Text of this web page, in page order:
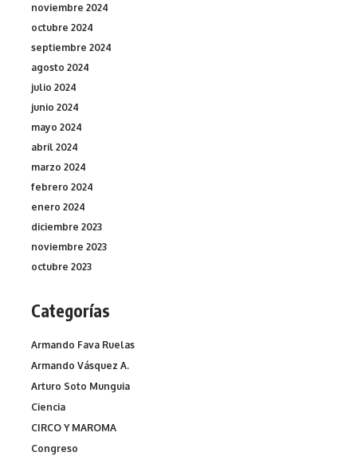
noviembre 2024
octubre 2024
septiembre 2024
agosto 2024
julio 2024
junio 2024
mayo 2024
abril 2024
marzo 2024
febrero 2024
enero 2024
diciembre 2023
noviembre 2023
octubre 2023
Categorías
Armando Fava Ruelas
Armando Vásquez A.
Arturo Soto Munguia
Ciencia
CIRCO Y MAROMA
Congreso